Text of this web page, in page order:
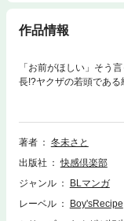
作品情報
「お前がほしい」そう
長!?ヤクザの若頭であ
撃たれて死んだ──かと
長になぜか気に入られ
宣言をしやがった！お
ことのないアソコを掻
著者
冬未さと
出版社
快感倶楽部
ジャンル
BLマンガ
レーベル
Boy'sRecipe